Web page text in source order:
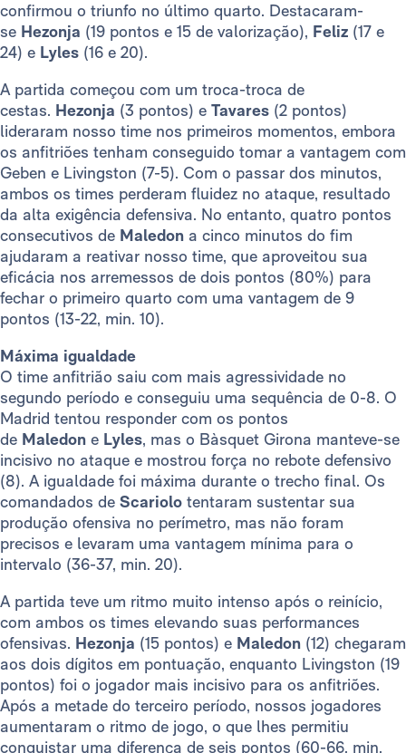
confirmou o triunfo no último quarto. Destacaram-
se Hezonja (19 pontos e 15 de valorização), Feliz (17 e
24) e Lyles (16 e 20).
A partida começou com um troca-troca de
cestas. Hezonja (3 pontos) e Tavares (2 pontos)
lideraram nosso time nos primeiros momentos, embora
os anfitriões tenham conseguido tomar a vantagem com
Geben e Livingston (7-5). Com o passar dos minutos,
ambos os times perderam fluidez no ataque, resultado
da alta exigência defensiva. No entanto, quatro pontos
consecutivos de Maledon a cinco minutos do fim
ajudaram a reativar nosso time, que aproveitou sua
eficácia nos arremessos de dois pontos (80%) para
fechar o primeiro quarto com uma vantagem de 9
pontos (13-22, min. 10).
Máxima igualdade
O time anfitrião saiu com mais agressividade no
segundo período e conseguiu uma sequência de 0-8. O
Madrid tentou responder com os pontos
de Maledon e Lyles, mas o Bàsquet Girona manteve-se
incisivo no ataque e mostrou força no rebote defensivo
(8). A igualdade foi máxima durante o trecho final. Os
comandados de Scariolo tentaram sustentar sua
produção ofensiva no perímetro, mas não foram
precisos e levaram uma vantagem mínima para o
intervalo (36-37, min. 20).
A partida teve um ritmo muito intenso após o reinício,
com ambos os times elevando suas performances
ofensivas. Hezonja (15 pontos) e Maledon (12) chegaram
aos dois dígitos em pontuação, enquanto Livingston (19
pontos) foi o jogador mais incisivo para os anfitriões.
Após a metade do terceiro período, nossos jogadores
aumentaram o ritmo de jogo, o que lhes permitiu
conquistar uma diferença de seis pontos (60-66, min.